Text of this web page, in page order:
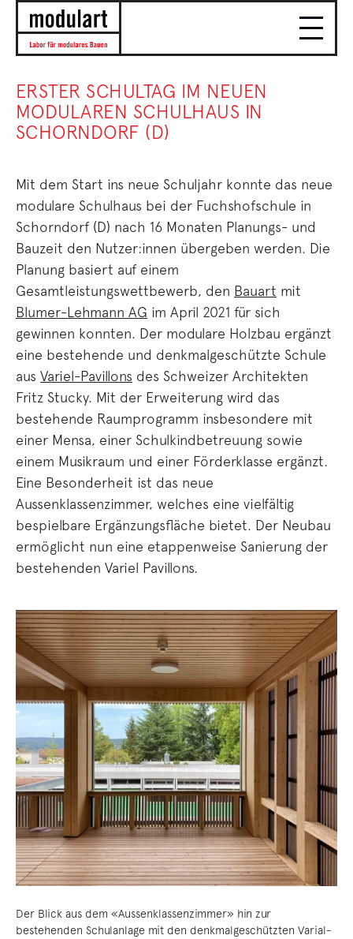
ERSTER SCHULTAG IM NEUEN
MODULAREN SCHULHAUS IN
SCHORNDORF (D)
Mit dem Start ins neue Schuljahr konnte das neue
modulare Schulhaus bei der Fuchshofschule in
Schorndorf (D) nach 16 Monaten Planungs- und
Bauzeit den Nutzer:innen übergeben werden. Die
Planung basiert auf einem
Gesamtleistungswettbewerb, den Bauart mit
Blumer-Lehmann AG im April 2021 für sich
gewinnen konnten. Der modulare Holzbau ergänzt
eine bestehende und denkmalgeschützte Schule
aus Variel-Pavillons des Schweizer Architekten
Fritz Stucky. Mit der Erweiterung wird das
bestehende Raumprogramm insbesondere mit
einer Mensa, einer Schulkindbetreuung sowie
einem Musikraum und einer Förderklasse ergänzt.
Eine Besonderheit ist das neue
Aussenklassenzimmer, welches eine vielfältig
bespielbare Ergänzungsfläche bietet. Der Neubau
ermöglicht nun eine etappenweise Sanierung der
bestehenden Variel Pavillons.
Der Blick aus dem «Aussenklassenzimmer» hin zur
bestehenden Schulanlage mit den denkmalgeschützten Varial-